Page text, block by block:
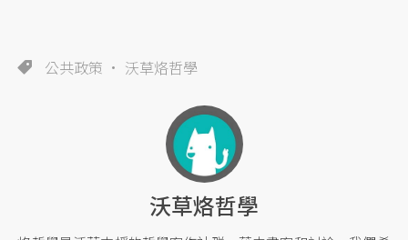
公共政策 沃草烙哲學
沃草烙哲學